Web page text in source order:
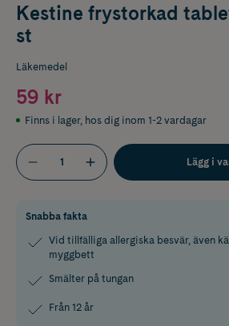
Kestine frystorkad
st
Läkemedel
59 kr
Finns i lager, hos dig inom 1-2 vardagar
Lägg i
Snabba fakta
Vid tillfälliga allergiska besvär, även
myggbett
Smälter på tungan
Från 12 år